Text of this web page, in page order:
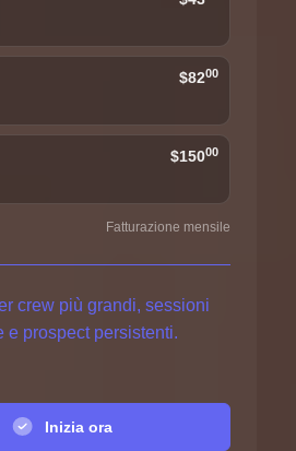
$8200
$15000
Fatturazione mensile
crew più grandi, sessioni
e prospect persistenti.
Inizia ora